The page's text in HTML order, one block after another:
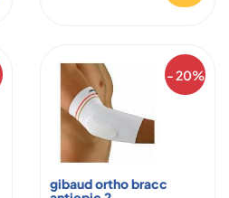
- 20%
gibaud ortho bracc